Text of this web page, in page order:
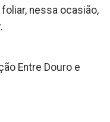
nessa ocasião,
Entre Douro e